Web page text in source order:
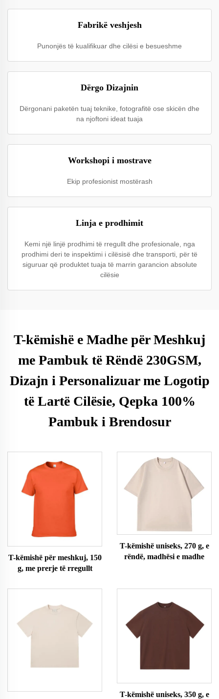
Fabrikë veshjesh
Punonjës të kualifikuar dhe cilësi e besueshme
Dërgo Dizajnin
Dërgonani paketën tuaj teknike, fotografitë ose skicën dhe
na njoftoni ideat tuaja
Workshopi i mostrave
Ekip profesionist mostërash
Linja e prodhimit
Kemi një linjë prodhimi të rregullt dhe profesionale, nga
prodhimi deri te inspektimi i cilësisë dhe transporti, për të
siguruar që produktet tuaja të marrin garancion absolute
cilësie
T-këmishë e Madhe për Meshkuj
me Pambuk të Rëndë 230GSM,
Dizajn i Personalizuar me Logotip
të Lartë Cilësie, Qepka 100%
Pambuk i Brendosur
T-këmishë për meshkuj, 150
g, me prerje të rregullt
T-këmishë uniseks, 270 g, e
rëndë, madhësi e madhe
T-këmishë uniseks, 350 g, e